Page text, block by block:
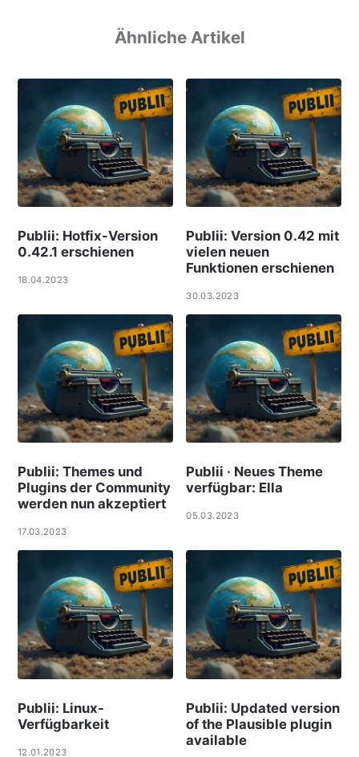
Ähnliche Artikel
Publii: Hotfix-Version
0.42.1 erschienen
18.04.2023
Publii: Version 0.42 mit
vielen neuen
Funktionen erschienen
30.03.2023
Publii: Themes und
Plugins der Community
werden nun akzeptiert
17.03.2023
Publii · Neues Theme
verfügbar: Ella
05.03.2023
Publii: Linux-
Verfügbarkeit
12.01.2023
Publii: Updated version
of the Plausible plugin
available